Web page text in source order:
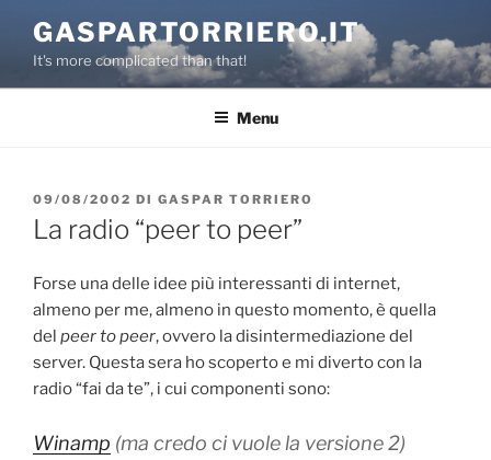
contenuto
GASPARTORRIERO.IT
It's more complicated than that!
Menu
PUBBLICATO
IL
09/08/2002 DI GASPAR TORRIERO
La radio “peer to peer”
Forse una delle idee più interessanti di internet,
almeno per me, almeno in questo momento, è quella
del peer to peer, ovvero la disintermediazione del
server. Questa sera ho scoperto e mi diverto con la
radio “fai da te”, i cui componenti sono:
Winamp (ma credo ci vuole la versione 2)